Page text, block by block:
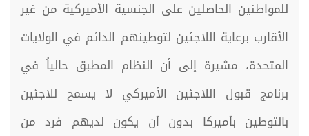
للمواطنين الحاصلين على الجنسية الأميركية من غير
الأقارب برعاية اللاجئين لتوطينهم الدائم في الولايات
المتحدة، مشيرة إلى أن النظام المطبق حالياً في
برنامج قبول اللاجئين الأميركي لا يسمح للاجئين
بالتوطين بأميركا بدون أن يكون لديهم فرد من